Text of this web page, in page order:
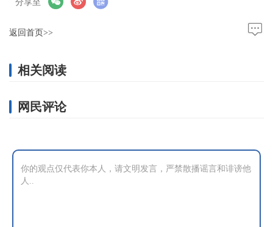
分享至
返回首页>>
相关阅读
网民评论